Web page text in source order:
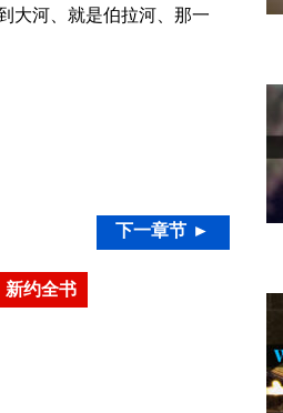
大河、就是伯拉河、那一
下一章节 ►
新约全书